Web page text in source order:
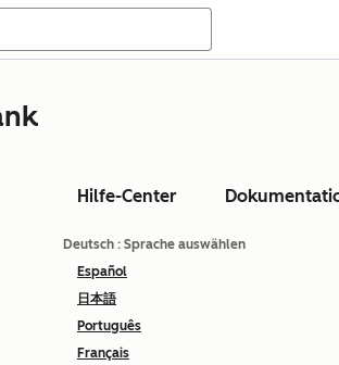
Hilfe-Center
Deutsch : Sprache auswählen
Español
日本語
Português
Français